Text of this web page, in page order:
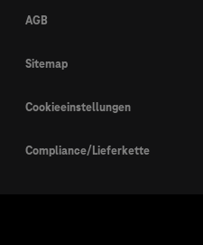
AGB
Sitemap
Cookieeinstellungen
Compliance/Lieferkette